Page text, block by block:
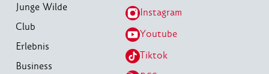
Junge Wilde
Club
Erlebnis
Business
Instagram
Youtube
Tiktok